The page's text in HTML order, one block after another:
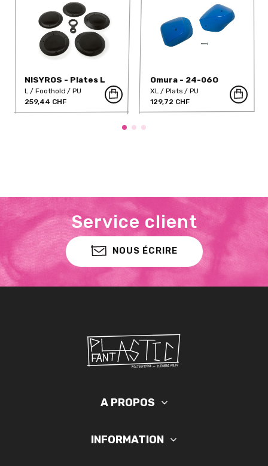
NISYROS - Plates L
Screw on PU
L Foothold
PU
259,44 CHF
Omura - 24-06O
XL Plats
PU
129,72 CHF
Service client
NOUS ÉCRIRE
A PROPOS
INFORMATION